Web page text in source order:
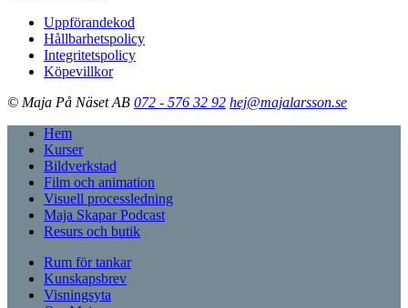
Uppförandekod
Hållbarhetspolicy
Integritetspolicy
Köpevillkor
© Maja På Näset AB 072 - 576 32 92 hej@majalarsson.se
Hem
Kurser
Bildverkstad
Film och animation
Visuell processledning
Maja Skapar Podcast
Resurs och butik
Rum för tankar
Kunskapsbrev
Visningsyta